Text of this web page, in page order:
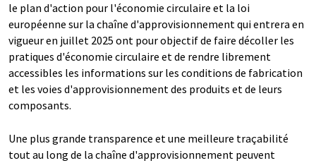
le plan d'action pour l'économie circulaire et la loi
européenne sur la chaîne d'approvisionnement qui entrera en
vigueur en juillet 2025 ont pour objectif de faire décoller les
pratiques d'économie circulaire et de rendre librement
accessibles les informations sur les conditions de fabrication
et les voies d'approvisionnement des produits et de leurs
composants.
Une plus grande transparence et une meilleure traçabilité
tout au long de la chaîne d'approvisionnement peuvent